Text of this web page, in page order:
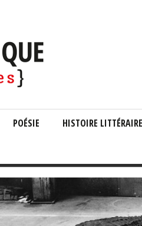
POÉSIE HISTOIRE LITTÉRAIRE